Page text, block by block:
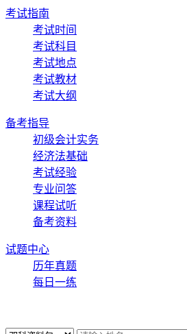
考试指南
考试时间
考试科目
考试地点
考试教材
考试大纲
备考指导
初级会计实务
经济法基础
考试经验
专业问答
课程试听
备考资料
试题中心
历年真题
每日一练